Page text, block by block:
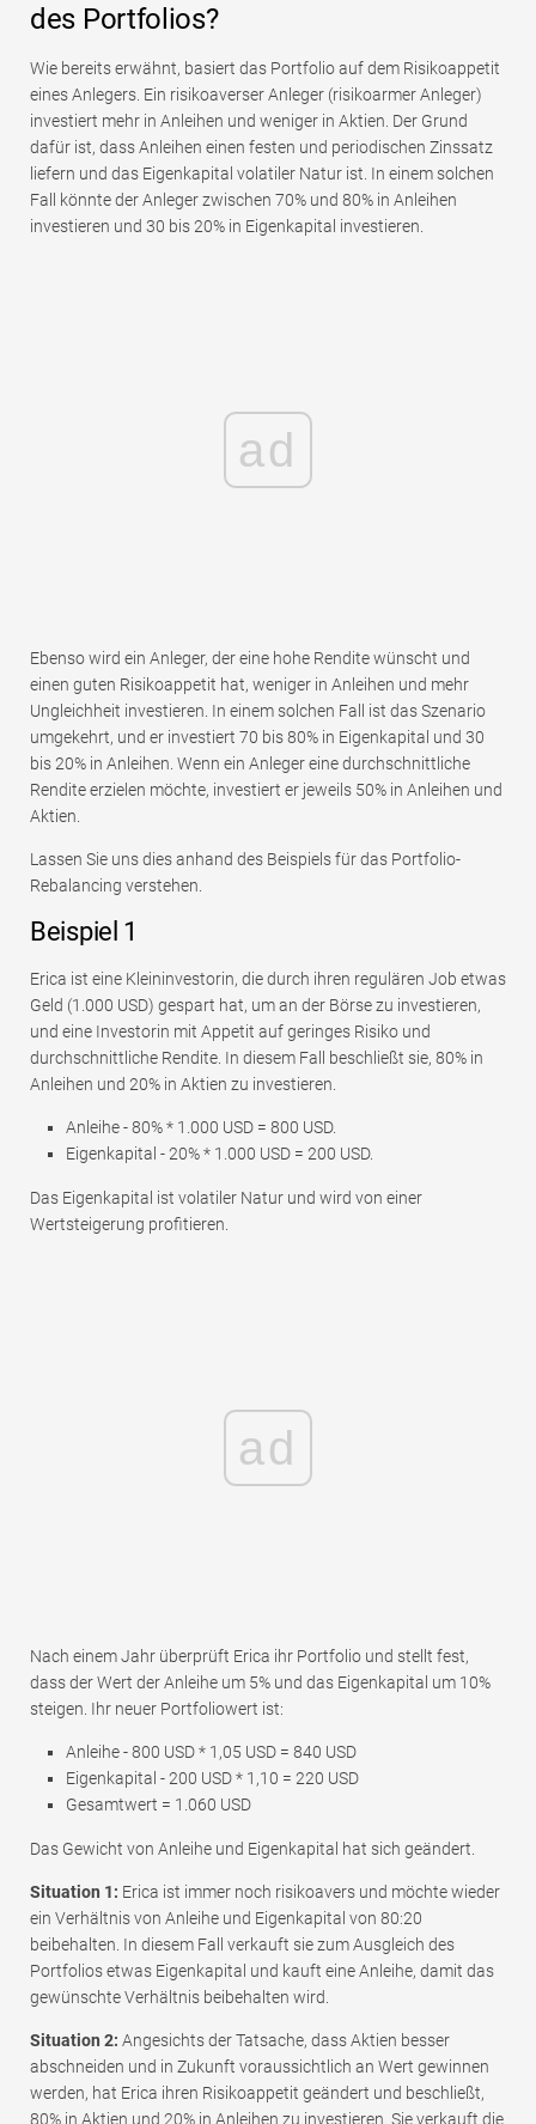
des Portfolios?
Wie bereits erwähnt, basiert das Portfolio auf dem Risikoappetit
eines Anlegers. Ein risikoaverser Anleger (risikoarmer Anleger)
investiert mehr in Anleihen und weniger in Aktien. Der Grund
dafür ist, dass Anleihen einen festen und periodischen Zinssatz
liefern und das Eigenkapital volatiler Natur ist. In einem solchen
Fall könnte der Anleger zwischen 70% und 80% in Anleihen
investieren und 30 bis 20% in Eigenkapital investieren.
ad
Ebenso wird ein Anleger, der eine hohe Rendite wünscht und
einen guten Risikoappetit hat, weniger in Anleihen und mehr
Ungleichheit investieren. In einem solchen Fall ist das Szenario
umgekehrt, und er investiert 70 bis 80% in Eigenkapital und 30
bis 20% in Anleihen. Wenn ein Anleger eine durchschnittliche
Rendite erzielen möchte, investiert er jeweils 50% in Anleihen und
Aktien.
Lassen Sie uns dies anhand des Beispiels für das Portfolio-
Rebalancing verstehen.
Beispiel 1
Erica ist eine Kleininvestorin, die durch ihren regulären Job etwas
Geld (1.000 USD) gespart hat, um an der Börse zu investieren,
und eine Investorin mit Appetit auf geringes Risiko und
durchschnittliche Rendite. In diesem Fall beschließt sie, 80% in
Anleihen und 20% in Aktien zu investieren.
Anleihe - 80% * 1.000 USD = 800 USD.
Eigenkapital - 20% * 1.000 USD = 200 USD.
Das Eigenkapital ist volatiler Natur und wird von einer
Wertsteigerung profitieren.
ad
Nach einem Jahr überprüft Erica ihr Portfolio und stellt fest,
dass der Wert der Anleihe um 5% und das Eigenkapital um 10%
steigen. Ihr neuer Portfoliowert ist:
Anleihe - 800 USD * 1,05 USD = 840 USD
Eigenkapital - 200 USD * 1,10 = 220 USD
Gesamtwert = 1.060 USD
Das Gewicht von Anleihe und Eigenkapital hat sich geändert.
Situation 1: Erica ist immer noch risikoavers und möchte wieder
ein Verhältnis von Anleihe und Eigenkapital von 80:20
beibehalten. In diesem Fall verkauft sie zum Ausgleich des
Portfolios etwas Eigenkapital und kauft eine Anleihe, damit das
gewünschte Verhältnis beibehalten wird.
Situation 2: Angesichts der Tatsache, dass Aktien besser
abschneiden und in Zukunft voraussichtlich an Wert gewinnen
werden, hat Erica ihren Risikoappetit geändert und beschließt,
80% in Aktien und 20% in Anleihen zu investieren. Sie verkauft die